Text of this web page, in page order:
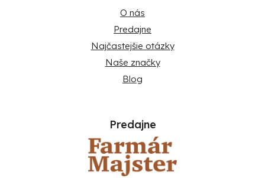
O nás
Predajne
Najčastejšie otázky
Naše značky
Blog
Predajne